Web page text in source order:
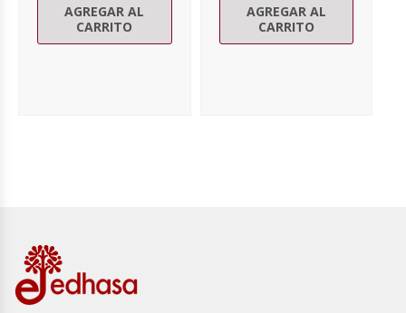
AGREGAR AL
CARRITO
AGREGAR AL
CARRITO